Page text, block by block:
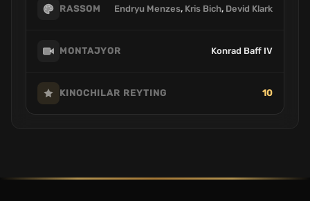
RASSOM Endryu Menzes, Kris Bich, Devid Klark
MONTAJYOR Konrad Baff IV
KINOCHILAR REYTING 10